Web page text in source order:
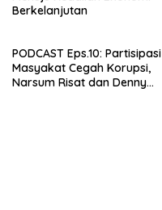
Berkelanjutan
PODCAST Eps.10: Partisipasi
Masyakat Cegah Korupsi,
Narsum Risat dan Denny